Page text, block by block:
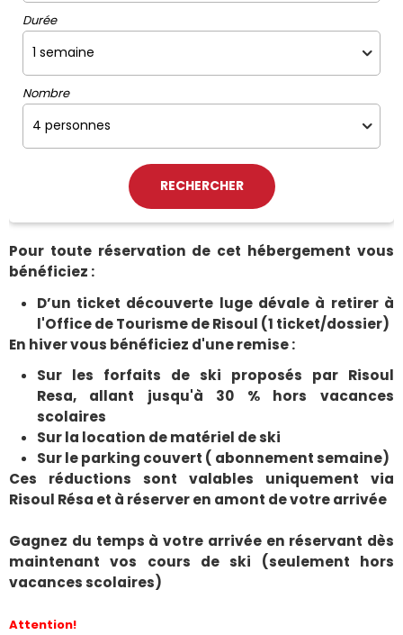
Durée
Nombre
Pour toute réservation de cet hébergement vous
bénéficiez :
D’un ticket découverte luge dévale à retirer à
l'Office de Tourisme de Risoul (1 ticket/dossier)
En hiver vous bénéficiez d'une remise :
Sur les forfaits de ski proposés par Risoul
Resa, allant jusqu'à 30 % hors vacances
scolaires
Sur la location de matériel de ski
Sur le parking couvert ( abonnement semaine)
Ces réductions sont valables uniquement via
Risoul Résa et à réserver en amont de votre arrivée
Gagnez du temps à votre arrivée en réservant dès
maintenant vos cours de ski (seulement hors
vacances scolaires)
Attention!